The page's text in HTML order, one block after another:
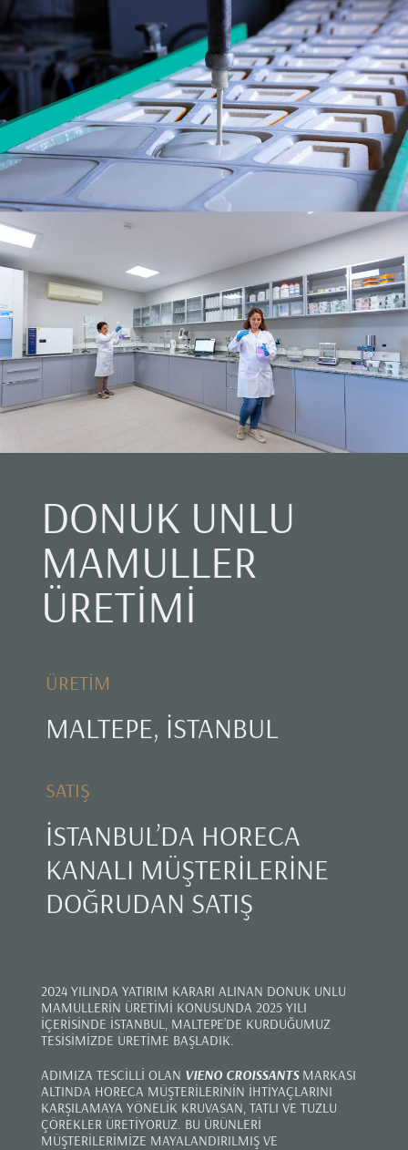
DONUK UNLU
MAMULLER
ÜRETİMİ
ÜRETİM
MALTEPE, İSTANBUL
SATIŞ
İSTANBUL’DA HORECA
KANALI MÜŞTERİLERİNE
DOĞRUDAN SATIŞ
2024 YILINDA YATIRIM KARARI ALINAN DONUK UNLU
MAMULLERİN ÜRETİMİ KONUSUNDA 2025 YILI
İÇERİSİNDE İSTANBUL, MALTEPE’DE KURDUĞUMUZ
TESİSİMİZDE ÜRETİME BAŞLADIK.
ADIMIZA TESCİLLİ OLAN VIENO CROISSANTSMARKASI
ALTINDA HORECA MÜŞTERİLERİNİN İHTİYAÇLARINI
KARŞILAMAYA YÖNELİK KRUVASAN, TATLI VE TUZLU
ÇÖREKLER ÜRETİYORUZ. BU ÜRÜNLERİ
MÜŞTERİLERİMİZE MAYALANDIRILMIŞ VE